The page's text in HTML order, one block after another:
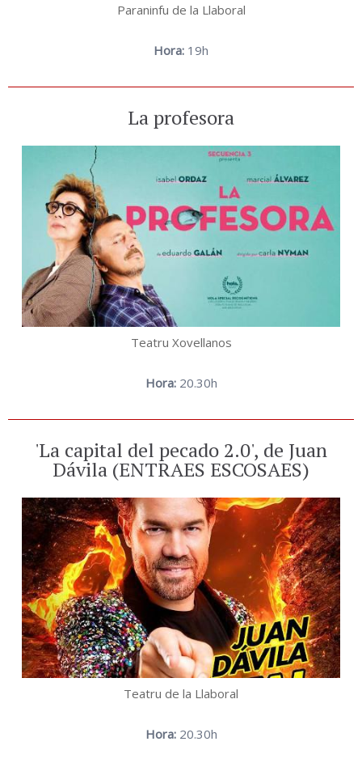
Paraninfu de la Llaboral
Hora: 19h
La profesora
Teatru Xovellanos
Hora:20.30h
'La capital del pecado 2.0', de Juan
Dávila (ENTRAES ESCOSAES)
Teatru de la Llaboral
Hora:20.30h